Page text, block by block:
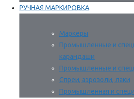
РУЧНАЯ МАРКИРОВКА
Маркеры
Промышленные и
карандаши
Промышленные и
Спреи, аэрозоли, лаки
Промышленная и